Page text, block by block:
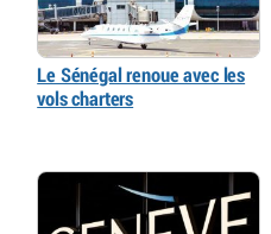
Le Sénégal renoue avec les
vols charters